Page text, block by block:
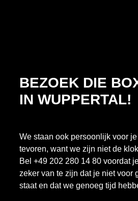
BEZOEK DIE
IN WUPPERTAL!
We staan ook persoonlijk voor
tevoren, want we zijn niet de
Bel +49 202 280 14 80 voordat
zeker van te zijn dat je niet voor
staat en dat we genoeg tijd